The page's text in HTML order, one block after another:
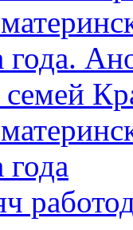
года.
года